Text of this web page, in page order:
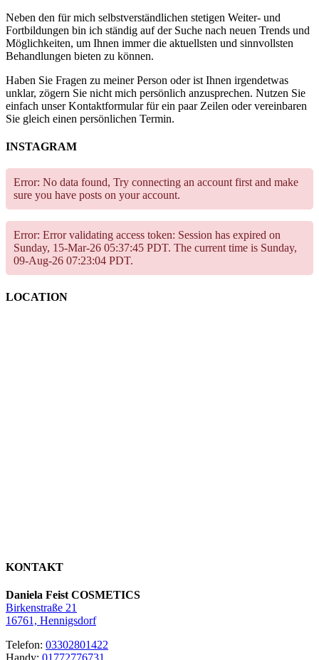
Neben den für mich selbstverständlichen stetigen Weiter- und
Fortbildungen bin ich ständig auf der Suche nach neuen Trends und
Möglichkeiten, um Ihnen immer die aktuellsten und sinnvollsten
Behandlungen bieten zu können.
Haben Sie Fragen zu meiner Person oder ist Ihnen irgendetwas
unklar, zögern Sie nicht mich persönlich anzusprechen. Nutzen Sie
einfach unser Kontaktformular für ein paar Zeilen oder vereinbaren
Sie gleich einen persönlichen Termin.
INSTAGRAM
Error: No data found, Try connecting an account first and make
sure you have posts on your account.
Error: Error validating access token: Session has expired on
Sunday, 15-Mar-26 05:37:45 PDT. The current time is Sunday,
09-Aug-26 07:23:04 PDT.
LOCATION
KONTAKT
Daniela Feist COSMETICS
Birkenstraße 21
16761, Hennigsdorf
Telefon: 03302801422